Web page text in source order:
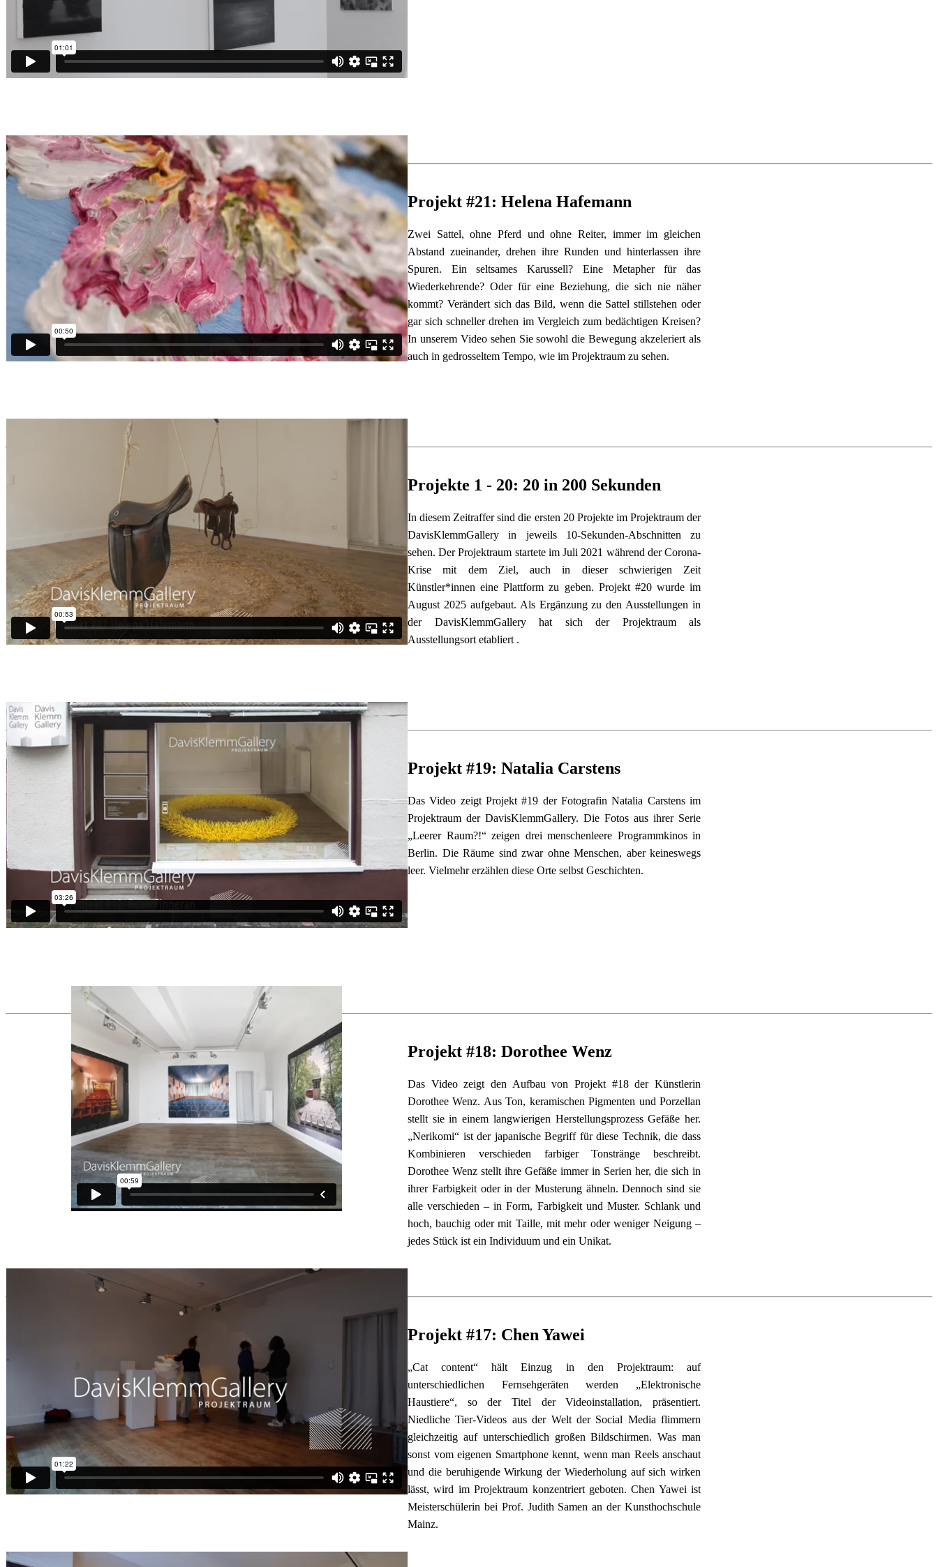
Projekt #21: Helena Hafemann
Zwei Sattel, ohne Pferd und ohne Reiter, immer im gleichen
Abstand zueinander, drehen ihre Runden und hinterlassen ihre
Spuren. Ein seltsames Karussell? Eine Metapher für das
Wiederkehrende? Oder für eine Beziehung, die sich nie näher
kommt? Verändert sich das Bild, wenn die Sattel stillstehen oder
gar sich schneller drehen im Vergleich zum bedächtigen Kreisen?
In unserem Video sehen Sie sowohl die Bewegung akzeleriert als
auch in gedrosseltem Tempo, wie im Projektraum zu sehen.
Projekte 1 - 20: 20 in 200 Sekunden
In diesem Zeitraffer sind die ersten 20 Projekte im Projektraum der
DavisKlemmGallery in jeweils 10-Sekunden-Abschnitten zu
sehen. Der Projektraum startete im Juli 2021 während der Corona-
Krise mit dem Ziel, auch in dieser schwierigen Zeit
Künstler*innen eine Plattform zu geben. Projekt #20 wurde im
August 2025 aufgebaut. Als Ergänzung zu den Ausstellungen in
der DavisKlemmGallery hat sich der Projektraum als
Ausstellungsort etabliert .
Projekt #19: Natalia Carstens
Das Video zeigt Projekt #19 der Fotografin Natalia Carstens im
Projektraum der DavisKlemmGallery. Die Fotos aus ihrer Serie
„Leerer Raum?!“ zeigen drei menschenleere Programmkinos in
Berlin. Die Räume sind zwar ohne Menschen, aber keineswegs
leer. Vielmehr erzählen diese Orte selbst Geschichten.
Projekt #18: Dorothee Wenz
Das Video zeigt den Aufbau von Projekt #18 der Künstlerin
Dorothee Wenz. Aus Ton, keramischen Pigmenten und Porzellan
stellt sie in einem langwierigen Herstellungsprozess Gefäße her.
„Nerikomi“ ist der japanische Begriff für diese Technik, die dass
Kombinieren verschieden farbiger Tonstränge beschreibt.
Dorothee Wenz stellt ihre Gefäße immer in Serien her, die sich in
ihrer Farbigkeit oder in der Musterung ähneln. Dennoch sind sie
alle verschieden – in Form, Farbigkeit und Muster. Schlank und
hoch, bauchig oder mit Taille, mit mehr oder weniger Neigung –
jedes Stück ist ein Individuum und ein Unikat.
Projekt #17: Chen Yawei
„Cat content“ hält Einzug in den Projektraum: auf
unterschiedlichen Fernsehgeräten werden „Elektronische
Haustiere“, so der Titel der Videoinstallation, präsentiert.
Niedliche Tier-Videos aus der Welt der Social Media flimmern
gleichzeitig auf unterschiedlich großen Bildschirmen. Was man
sonst vom eigenen Smartphone kennt, wenn man Reels anschaut
und die beruhigende Wirkung der Wiederholung auf sich wirken
lässt, wird im Projektraum konzentriert geboten. Chen Yawei ist
Meisterschülerin bei Prof. Judith Samen an der Kunsthochschule
Mainz.